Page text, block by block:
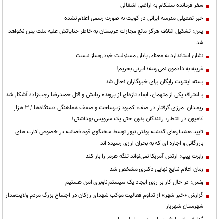
سفر فرمانده سنتکام به اراضی اشغالی
خبر تعطیلی مدرسه ایرانی در کویت به صورت رسمی اعلام نشده
یمن: تشکیل ائتلاف هرگز مانع مجازات عربستان به خاطر جنایاتش علیه ملت یمن نخواهد
شد
نشان استاندارد به معنای پایان مسئولیت خودروساز نیست
غریبه به دادمون نمی‌رسه؛ ایرانی بخریم!
بسته اینترنت رایگان برای خبرنگاران فعال شد
با اعتراف یکی از متهمان، ابعاد تازه‌ای از پرونده ربایش و قتل حمیدرضا رجب‌زاده آشکار شد
ریمـدان؛ مرزی گرفتار در صف، کمبود زیرساخت و ضعف هماهنگی دستگاه‌ها / ۳ هزار
کامیون در انتظار، رانندگان بدون حتی یک سرویس بهداشتی!
تایید هشدارهای گذشته بولتن نیوز توسط سخنگوی قوه قضائیه در خصوص کارت های
بارزگانی و اجاره ای که به بحران ارزی رسیده اند
رابرت پیپ: ارتش آمریکا نمی‌تواند تنگه هرمز را باز کند
زمان اعلام نتایج نهایی دکتری مشخص شد
ونس: در حال کار بر روی ایجاد یک سیستم ناوبری امن هستیم
گزارش «خبر شهر» از تداوم فعالیت موکب شهدای رزکان در اجتماع بزرگ مردم ولایت‌مدار
شهرستان شهریار